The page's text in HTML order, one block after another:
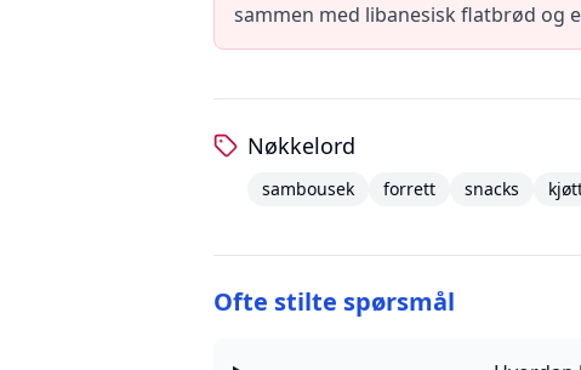
sammen med libanesisk flatbrød og
Nøkkelord
sambousek forrett snacks
Ofte stilte spørsmål